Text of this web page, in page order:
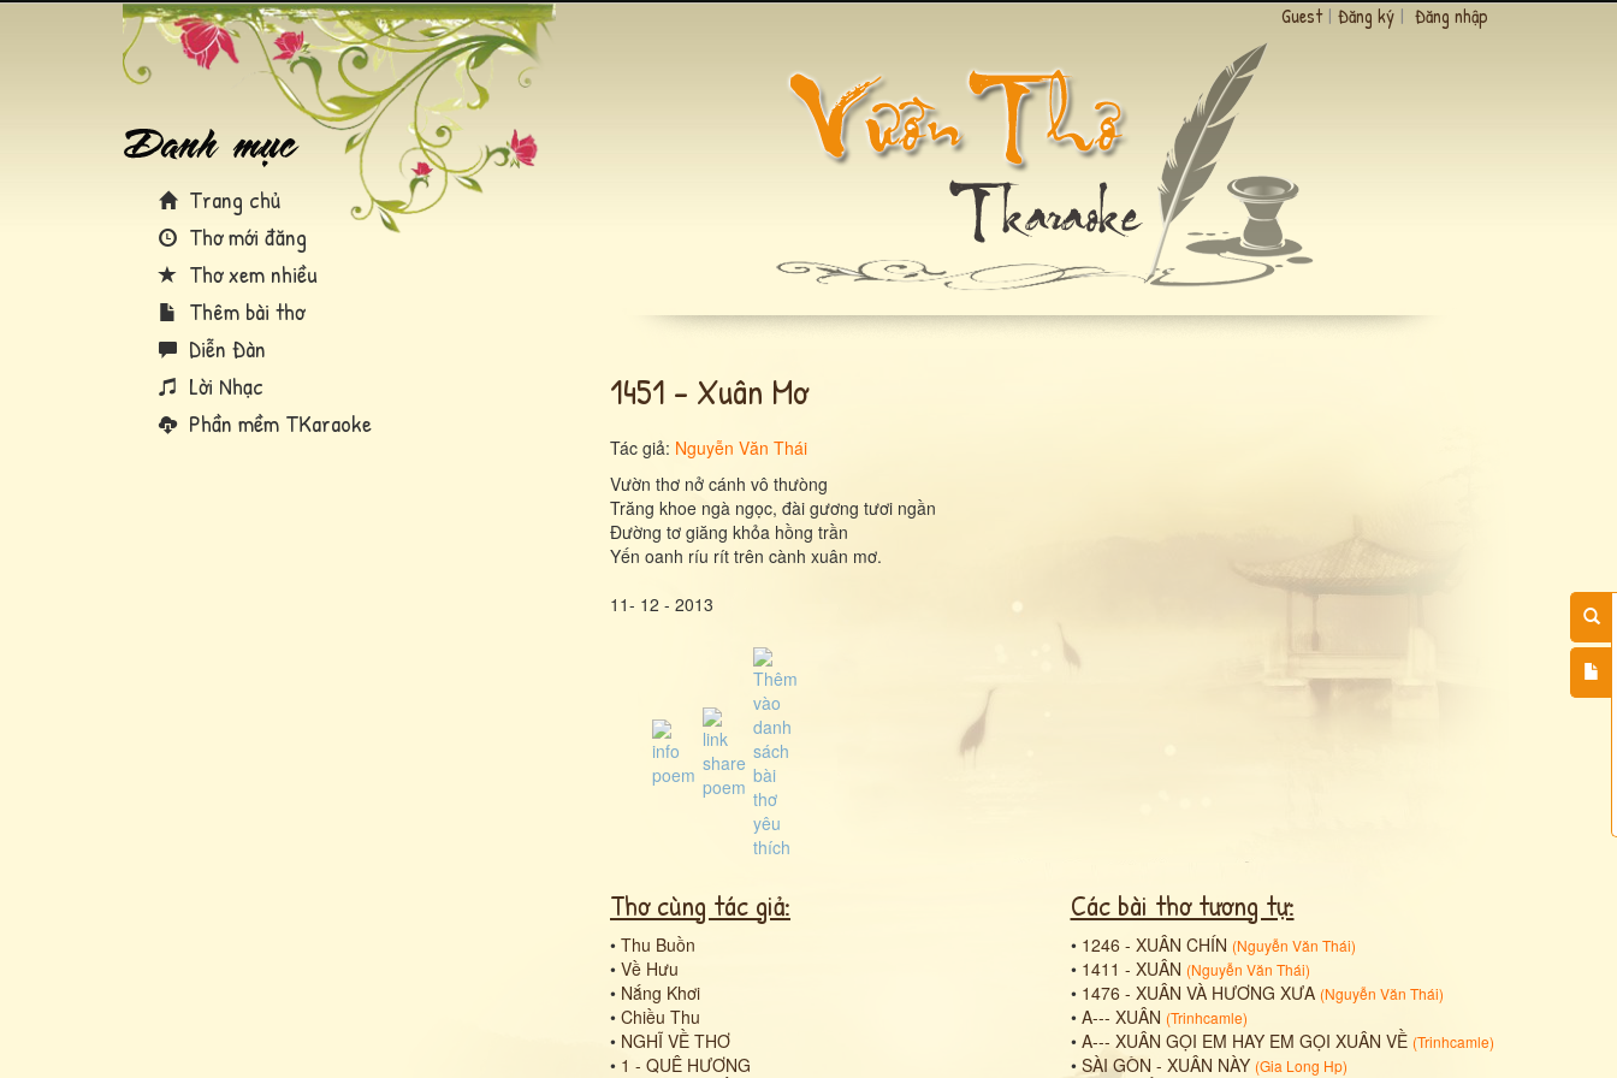
Trang chủ
Thơ mới đăng
Thơ xem nhiều
Thêm bài thơ
Diễn Đàn
Lời Nhạc
Phần mềm TKaraoke
Guest | Đăng ký | Đăng nhập
1451 - Xuân Mơ
Tác giả: Nguyễn Văn Thái
Vườn thơ nở cánh vô thưòng
Trăng khoe ngà ngọc, đài gương tươi ngần
Đường tơ giăng khỏa hồng trần
Yến oanh ríu rít trên cành xuân mơ.
11- 12 - 2013
Thơ cùng tác giả:
• Thu Buồn
• Về Hưu
• Nắng Khơi
• Chiều Thu
• NGHĨ VỀ THƠ
• 1 - QUÊ HƯƠNG
Các bài thơ tương tự:
• 1246 - XUÂN CHÍN (Nguyễn Văn Thái)
• 1411 - XUÂN (Nguyễn Văn Thái)
• 1476 - XUÂN VÀ HƯƠNG XƯA (Nguyễn Văn Thái)
• A--- XUÂN (Trinhcamle)
• A--- XUÂN GỌI EM HAY EM GỌI XUÂN VỀ (Trinhcamle)
• SÀI GÒN - XUÂN NÀY (Gia Long Hp)